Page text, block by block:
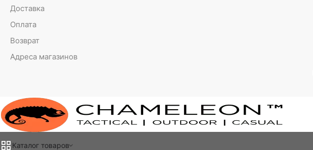
Доставка
Оплата
Возврат
Адреса магазинов
Каталог товаров